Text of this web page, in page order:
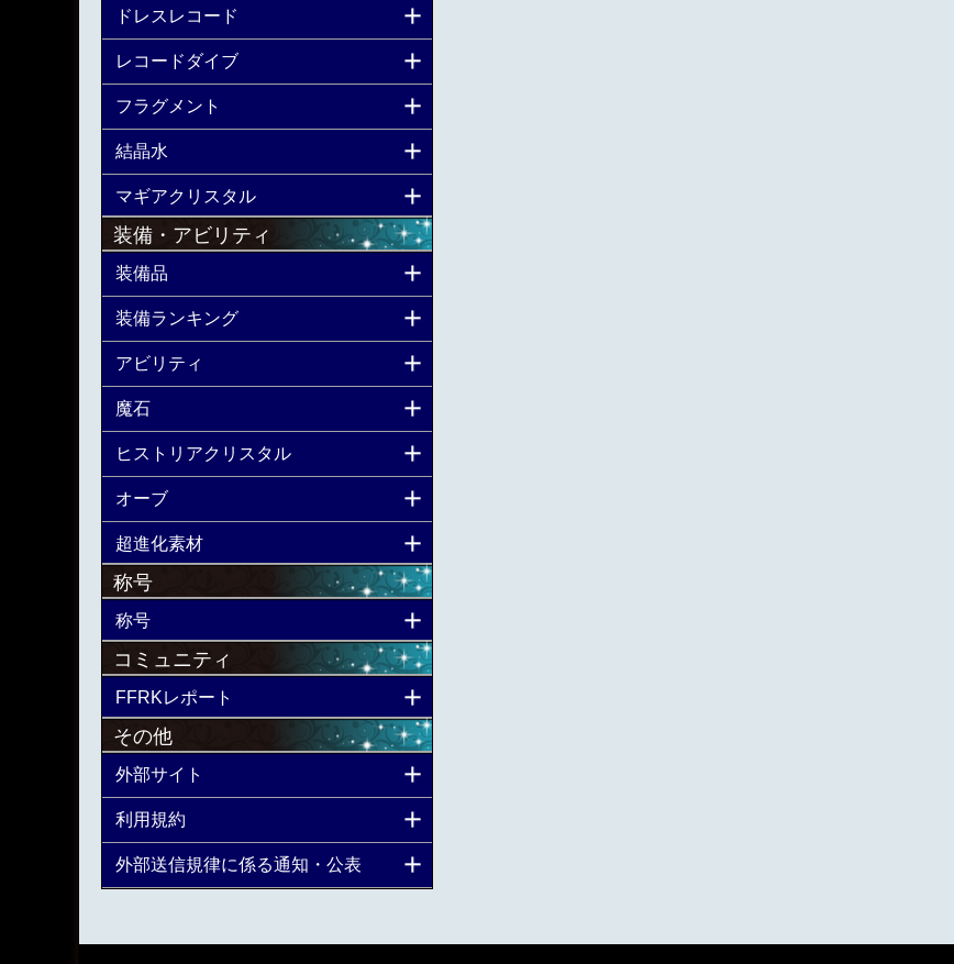
ドレスレコード
レコードダイブ
フラグメント
結晶水
マギアクリスタル
装備・アビリティ
装備品
装備ランキング
アビリティ
魔石
ヒストリアクリスタル
オーブ
超進化素材
称号
称号
コミュニティ
FFRKレポート
その他
外部サイト
利用規約
外部送信規律に係る通知・公表